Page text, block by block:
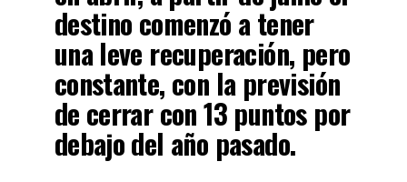
destino comenzó a tener
una leve recuperación, pero
constante, con la previsión
de cerrar con 13 puntos por
debajo del año pasado.